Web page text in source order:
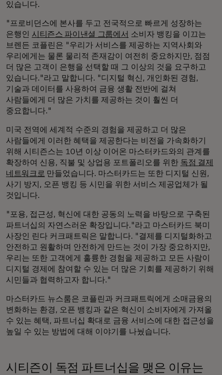
있습니다.
"프로비던스에 본사를 두고 전국적으로 빠르게 성장하는
은행인 시티즌스 파이낸셜 그룹에서 소비자 뱅킹을 이끄는
브렌든 코플린은 "우리가 서비스를 제공하는 지역사회와
우리에게는 물론 물리적 존재감이 여전히 중요하지만, 점점
더 많은 고객이 은행을 선택할 때 그 이상의 것을 요구하고
있습니다."라고 말합니다. "디지털 혁신, 개인화된 경험,
기술과 데이터를 사용하여 금융 생활 전반에 걸쳐
사람들에게 더 많은 가치를 제공하는 것이 훨씬 더
중요합니다."
미국 전역에 세계적 수준의 경험을 제공하고 더 많은
사람들에게 이러한 혜택을 제공한다는 비전을 가속화하기
위해 시티즌스는 10년 이상 이어온 마스터카드와의 관계를
확장하여 신용, 직불 및 상업용 포트폴리오를 위한 독점 결제
네트워크로 만들었습니다. 마스터카드는 또한 디지털 신원,
사기 방지, 오픈 뱅킹 등 시민을 위한 서비스 제공업체가 될
것입니다.
"포용, 접근성, 혁신에 대한 공동의 노력을 바탕으로 구축된
파트너십의 자연스러운 확장입니다."라고 마스터카드 북미
사장인 린다 커크패트릭은 말합니다. "결제를 디지털화하고
안전하고 원활하며 안전하게 만드는 것이 가장 중요하지만,
우리는 또한 고객에게 훌륭한 경험을 제공하고 모든 사람이
디지털 경제에 참여할 수 있는 더 많은 기회를 제공하기 위해
시민들과 협력하고자 합니다."
마스터카드 뉴스룸은 코플린과 커크패트릭에게 소매금융의
변화하는 환경, 오픈 뱅킹과 같은 혁신이 소비자에게 가져올
수 있는 혜택, 파트너십 확대로 금융 서비스에 대한 접근성을
높일 수 있는 방법에 대해 이야기를 나눴습니다.
시티즌이 독점 파트너십을 맺은 이유는